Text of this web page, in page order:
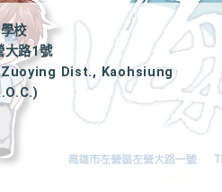
校
大路1號
Dist., Kaohsiung